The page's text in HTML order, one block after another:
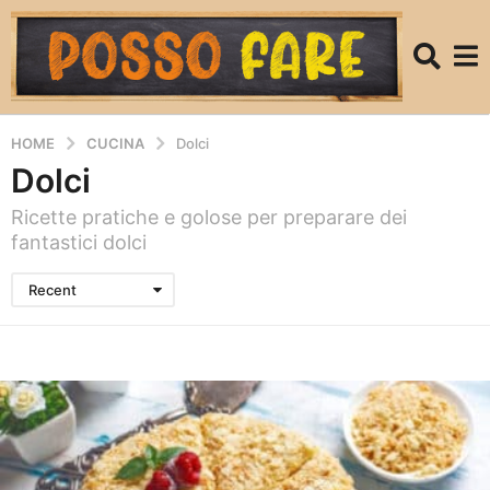
HOME CUCINA Dolci
Dolci
Ricette pratiche e golose per preparare dei
fantastici dolci
Recent